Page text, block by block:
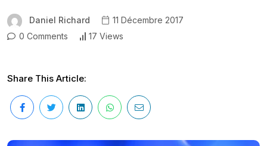
Daniel Richard
11 Décembre 2017
0 Comments
17 Views
Share This Article: